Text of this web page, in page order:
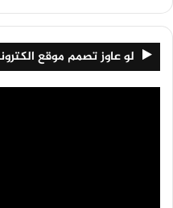
لو عاوز تصمم موقع